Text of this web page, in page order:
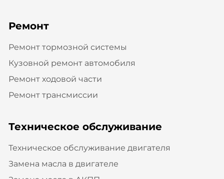
Ремонт
Ремонт тормозной системы
Кузовной ремонт автомобиля
Ремонт ходовой части
Ремонт трансмиссии
Техническое обслуживание
Техническое обслуживание двигателя
Замена масла в двигателе